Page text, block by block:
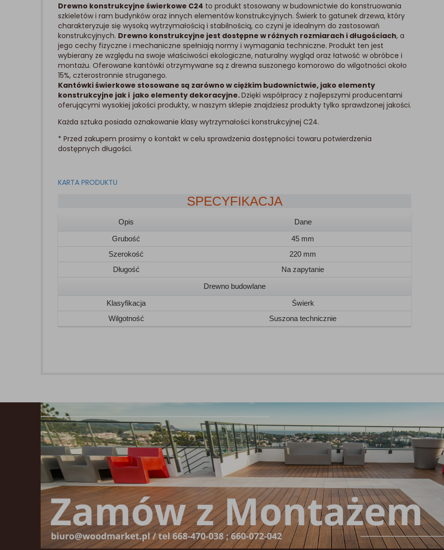
Drewno konstrukcyjne świerkowe C24 to produkt stosowany w budownictwie do konstruowania
szkieletów i ram budynków oraz innych elementów konstrukcyjnych. Świerk to gatunek drzewa, który
charakteryzuje się wysoką wytrzymałością i stabilnością, co czyni je idealnym do zastosowań
konstrukcyjnych. Drewno konstrukcyjne jest dostępne w różnych rozmiarach i długościach, a
jego cechy fizyczne i mechaniczne spełniają normy i wymagania techniczne. Produkt ten jest
wybierany ze względu na swoje właściwości ekologiczne, naturalny wygląd oraz łatwość w obróbce i
montażu. Oferowane kantówki otrzymywane są z drewna suszonego komorowo do wilgotności około
15%, czterostronnie struganego.
Kantówki świerkowe stosowane są zarówno w ciężkim budownictwie, jako elementy
konstrukcyjne jak i jako elementy dekoracyjne.Dzięki współpracy z najlepszymi producentami
oferującymi wysokiej jakości produkty, w naszym sklepie znajdziesz produkty tylko sprawdzonej jakości.
Każda sztuka posiada oznakowanie klasy wytrzymałości konstrukcyjnej C24.
* Przed zakupem prosimy o kontakt w celu sprawdzenia dostępności towaru potwierdzenia
dostępnych długości.
KARTA PRODUKTU
SPECYFIKACJA
Opis
Dane
Grubość
45 mm
Szerokość
220 mm
Długość
Na zapytanie
Drewno budowlane
Klasyfikacja
Świerk
Wilgotność
Suszona technicznie